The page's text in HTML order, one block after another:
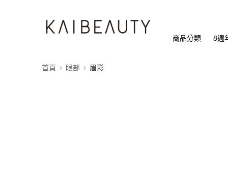
商品分類 8週
首頁 眼部 眉彩